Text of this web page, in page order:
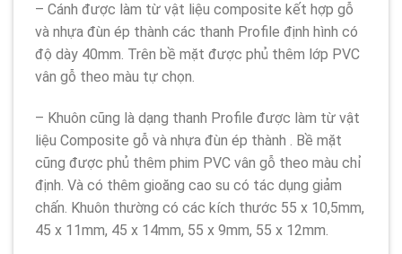
– Cánh được làm từ vật liệu composite kết hợp gỗ
và nhựa đùn ép thành các thanh Profile định hình có
độ dày 40mm. Trên bề mặt được phủ thêm lớp PVC
vân gỗ theo màu tự chọn.
– Khuôn cũng là dạng thanh Profile được làm từ vật
liệu Composite gỗ và nhựa đùn ép thành . Bề mặt
cũng được phủ thêm phim PVC vân gỗ theo màu chỉ
định. Và có thêm gioăng cao su có tác dụng giảm
chấn. Khuôn thường có các kích thước 55 x 10,5mm,
45 x 11mm, 45 x 14mm, 55 x 9mm, 55 x 12mm.